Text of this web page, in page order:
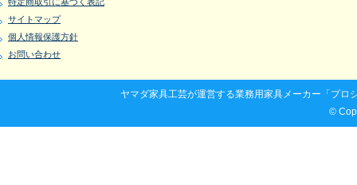
サイトマップ
個人情報保護方針
お問い合わせ
ヤマダ家具工芸が運営する業務用家具メーカー「プ
©